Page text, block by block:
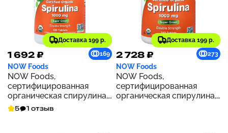
Доставка 199 р.
1 692 ₽ 169
NOW Foods
NOW Foods,
сертифицированная
органическая спирулина,
двойная сила действия,
1000 мг, 120 таблеток
5 1 отзыв
Доставка 199 р.
2 728 ₽ 273
NOW Foods
NOW Foods,
сертифицированная
органическая спирулина,